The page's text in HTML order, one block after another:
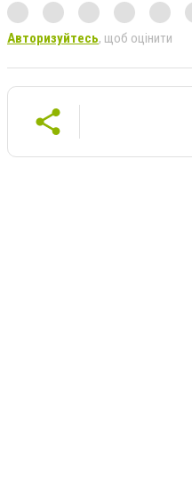
Авторизуйтесь, щоб оцінити